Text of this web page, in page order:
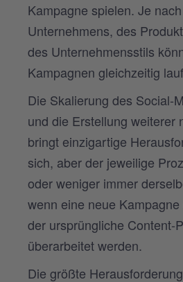
Kampagne spielen. Je
Unternehmens, des
des Unternehmensstils
Kampagnen gleichzeitig
Die Skalierung des Social-
und die Erstellung weiterer
bringt einzigartige
sich, aber der jeweilige
oder weniger immer
wenn eine neue
der ursprüngliche Content-
überarbeitet werden.
Die größte